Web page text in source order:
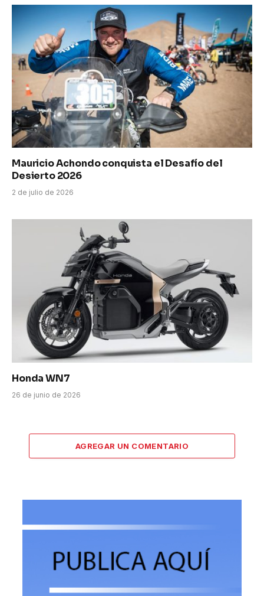
Mauricio Achondo conquista el Desafío del
Desierto 2026
2 de julio de 2026
Honda WN7
26 de junio de 2026
AGREGAR UN COMENTARIO